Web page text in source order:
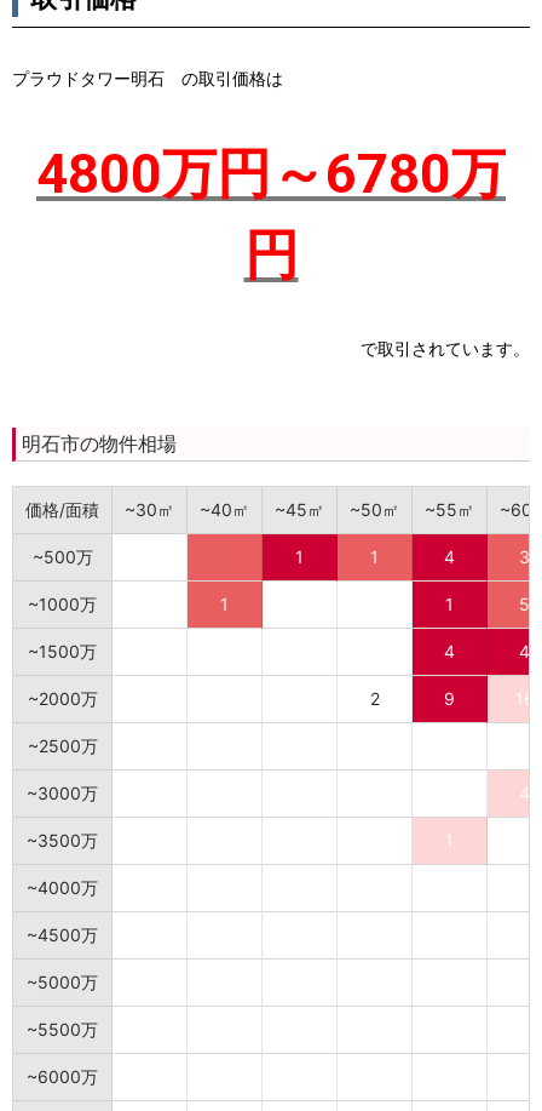
プラウドタワー明石 の取引価格は
4800万円～6780万
円
で取引されています。
明石市の物件相場
価格/面積 ~30㎡ ~40㎡ ~45㎡ ~50㎡ ~55㎡ ~60
~500万 1 1 4 3
~1000万 1 1 5
~1500万 4 4
~2000万 2 9 16
~2500万
~3000万 4
~3500万 1
~4000万
~4500万
~5000万
~5500万
~6000万